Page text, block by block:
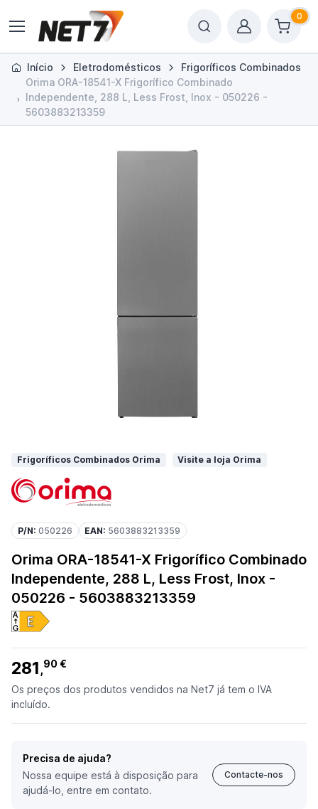
0
Início Eletrodomésticos
Frigoríficos Combinados
Orima ORA-18541-X Frigorífico Combinado
Independente, 288 L, Less Frost, Inox - 050226 -
5603883213359
Frigoríficos Combinados Orima Visite a loja Orima
P/N: 050226 EAN: 5603883213359
Orima ORA-18541-X Frigorífico Combinado
Independente, 288 L, Less Frost, Inox -
050226 - 5603883213359
281 ,90 €
Os preços dos produtos vendidos na Net7 já tem o IVA
incluído.
Precisa de ajuda?
Nossa equipe está à disposição para
ajudá-lo, entre em contato.
Contacte-nos